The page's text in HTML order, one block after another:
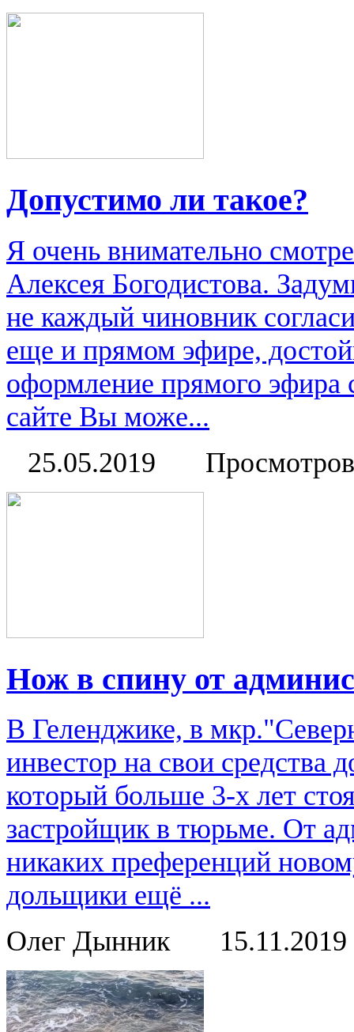
Допустимо ли такое?
Я очень внимательно
Алексея Богодистова.
не каждый чиновник
еще и прямом эфире,
оформление прямого
сайте Вы може...
25.05.2019
Нож в спину от
В Геленджике, в
инвестор на свои средства
который больше 3-х лет
застройщик в тюрьме. От
никаких преференций
дольщики ещё ...
Олег Дынник
15.11.2019